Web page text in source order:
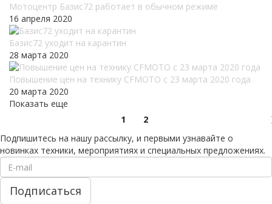
Мотоцентр Базис72 работает в обычном режиме
16 апреля 2020
Базис72 уходит на карантин
28 марта 2020
Повышение цен на технику CFMOTO c 23 марта 2020 года
20 марта 2020
Показать еще
1
2
Подпишитесь на нашу рассылку, и первыми узнавайте о
новинках техники, мероприятиях и специальных предложениях.